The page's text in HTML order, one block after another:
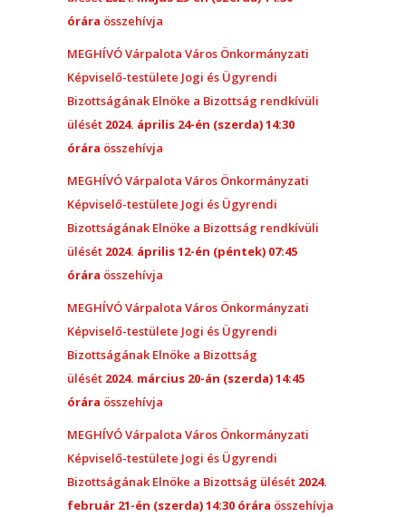
órára összehívja
MEGHÍVÓ Várpalota Város Önkormányzati
Képviselő-testülete Jogi és Ügyrendi
Bizottságának Elnöke a Bizottság rendkívüli
ülését 2024. április 24-én (szerda) 14:30
órára összehívja
MEGHÍVÓ Várpalota Város Önkormányzati
Képviselő-testülete Jogi és Ügyrendi
Bizottságának Elnöke a Bizottság rendkívüli
ülését 2024. április 12-én (péntek) 07:45
órára összehívja
MEGHÍVÓ Várpalota Város Önkormányzati
Képviselő-testülete Jogi és Ügyrendi
Bizottságának Elnöke a Bizottság
ülését 2024. március 20-án (szerda) 14:45
órára összehívja
MEGHÍVÓ Várpalota Város Önkormányzati
Képviselő-testülete Jogi és Ügyrendi
Bizottságának Elnöke a Bizottság ülését 2024.
február 21-én (szerda) 14:30 órára összehívja